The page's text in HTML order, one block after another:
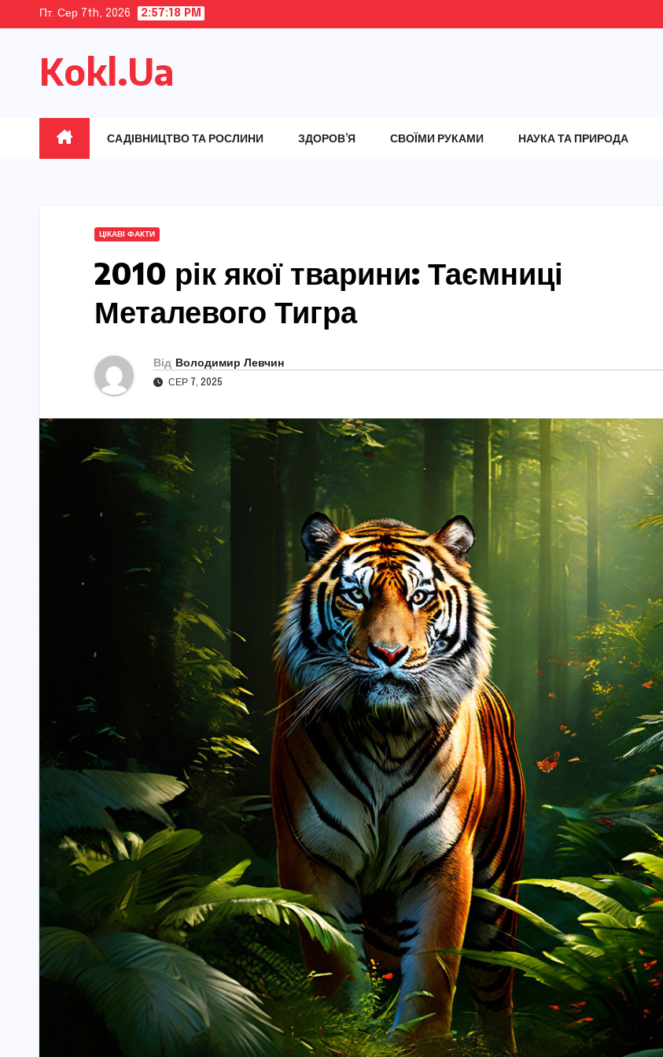
content
Пт. Сер 7th, 2026 2:57:19 PM
Kokl.Ua
САДІВНИЦТВО ТА РОСЛИНИ ЗДОРОВ’Я СВОЇМИ РУКАМИ НАУКА ТА ПРИРОДА
ЦІКАВІ ФАКТИ
2010 рік якої тварини: Таємниці
Металевого Тигра
Від Володимир Левчин
СЕР 7, 2025